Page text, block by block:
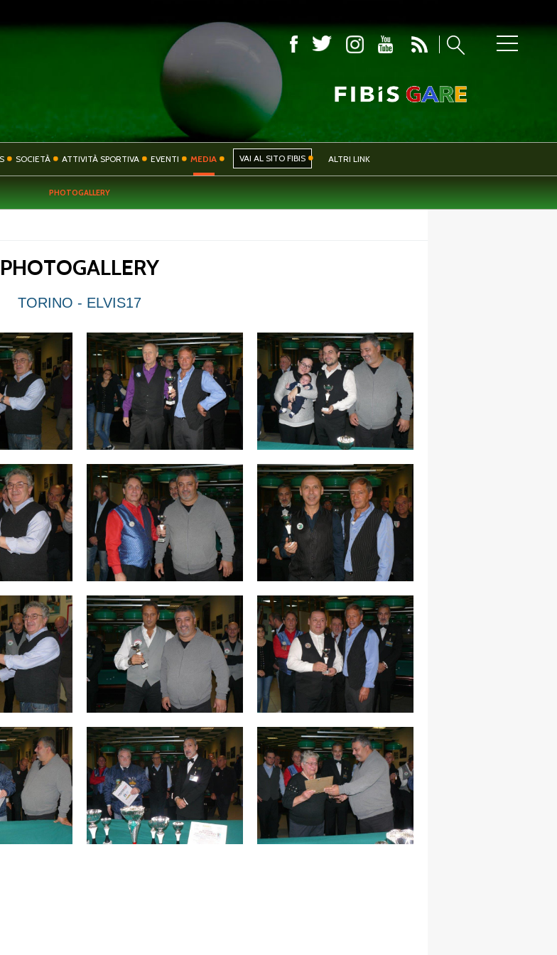
COMITATO
ATTIVITÀ SPORTIVA EVENTI
Carte Federali Regolamenti
SOCIETÀ ATTIVITÀ SPORTIVA EVENTI MEDIA VAI AL SITO FIBIS ALTRI LINK
PHOTOGALLERY
PHOTOGALLERY
TORINO - ELVIS17